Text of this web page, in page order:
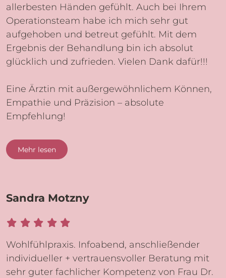
allerbesten Händen gefühlt. Auch bei Ihrem
Operationsteam habe ich mich sehr gut
aufgehoben und betreut gefühlt. Mit dem
Ergebnis der Behandlung bin ich absolut
glücklich und zufrieden. Vielen Dank dafür!!!
Eine Ärztin mit außergewöhnlichem Können,
Empathie und Präzision – absolute
Empfehlung!
Mehr lesen
Sandra Motzny
Wohlfühlpraxis. Infoabend, anschließender
individueller + vertrauensvoller Beratung mit
sehr guter fachlicher Kompetenz von Frau Dr.